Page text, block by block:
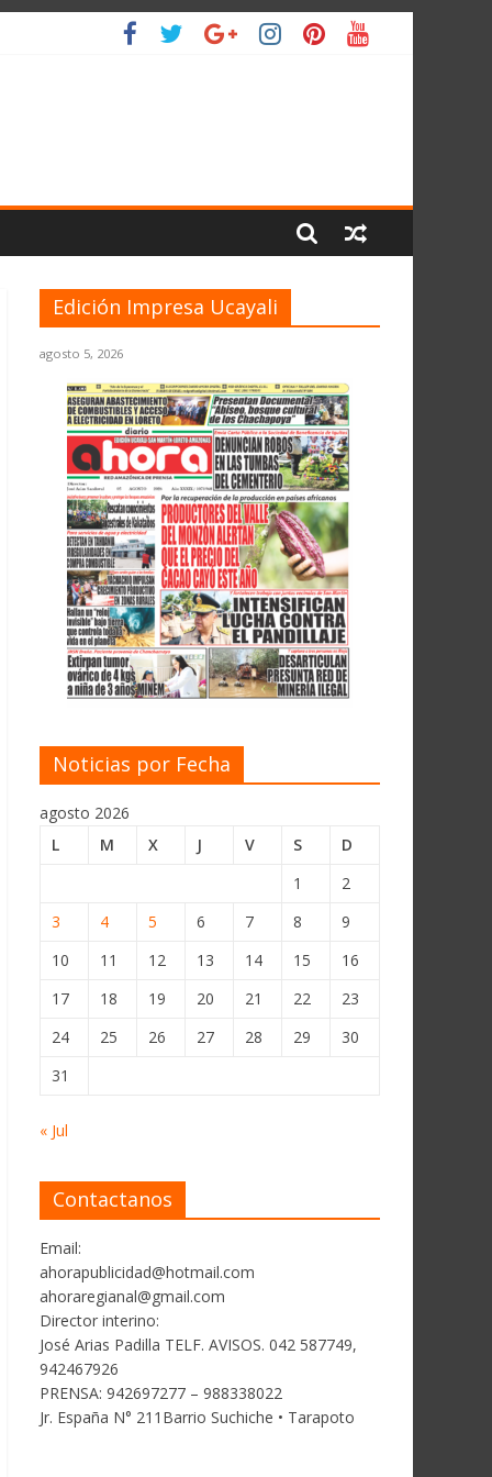
Edición Impresa Ucayali
agosto 5, 2026
Noticias por Fecha
agosto 2026
L
M X J V S
D
1
2
3
4 5 6 7 8
9
10
11 12 13 14 15
16
17
18 19 20 21 22
23
24
25 26 27 28 29
30
31
« Jul
Contactanos
Email:
ahorapublicidad@hotmail.com
ahoraregianal@gmail.com
Director interino:
José Arias Padilla TELF. AVISOS. 042 587749,
942467926
PRENSA: 942697277 – 988338022
Jr. España N° 211Barrio Suchiche • Tarapoto